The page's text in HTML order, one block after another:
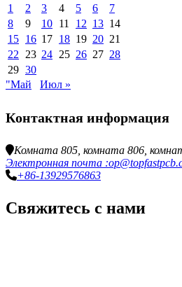
1
2 3 4 5 6
7
8
9 10 11 12 13 14
15 16 17 18 19 20 21
22
23 24 25 26 27 28
29 30
"Май
Июл »
Контактная информация
Комната 805, комната 806,
Электронная почта
+86-13929576863
Свяжитесь с нами